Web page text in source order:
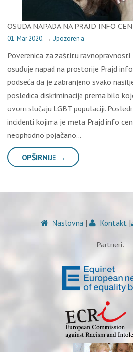
OSUDA NAPADA NA PRAJD INFO
01. Mar 2020. → Upozorenja
Poverenica za zaštitu ravnopravnosti
osuđuje napad na prostorije Prajd
podseća da je zabranjeno svako
posledica diskriminacije prema bilo
ovom slučaju LGBT populaciji.
incidenti kojima je meta Prajd info
neophodno pojačano…
OPŠIRNIJE →
Naslovna | Kontakt |
Partneri: